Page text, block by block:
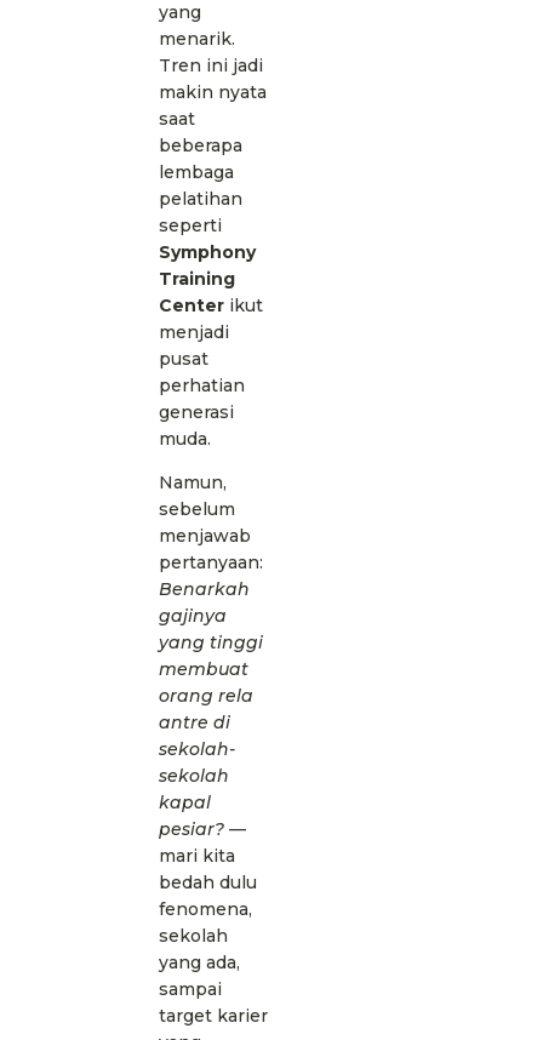
yang
menarik.
Tren ini jadi
makin nyata
saat
beberapa
lembaga
pelatihan
seperti
Symphony
Training
Center ikut
menjadi
pusat
perhatian
generasi
muda.
Namun,
sebelum
menjawab
pertanyaan:
Benarkah
gajinya
yang tinggi
membuat
orang rela
antre di
sekolah-
sekolah
kapal
pesiar? —
mari kita
bedah dulu
fenomena,
sekolah
yang ada,
sampai
target karier